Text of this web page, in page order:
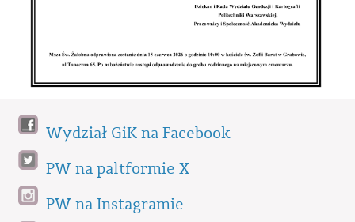
Wydział GiK na Facebook
PW na paltformie X
PW na Instagramie